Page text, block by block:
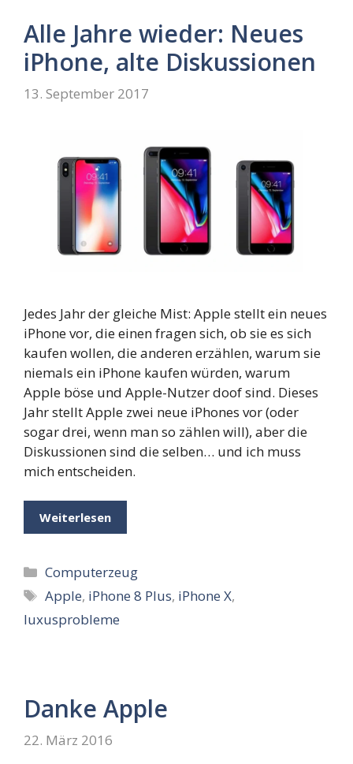
Alle Jahre wieder: Neues
iPhone, alte Diskussionen
13. September 2017
Jedes Jahr der gleiche Mist: Apple stellt ein neues
iPhone vor, die einen fragen sich, ob sie es sich
kaufen wollen, die anderen erzählen, warum sie
niemals ein iPhone kaufen würden, warum
Apple böse und Apple-Nutzer doof sind. Dieses
Jahr stellt Apple zwei neue iPhones vor (oder
sogar drei, wenn man so zählen will), aber die
Diskussionen sind die selben… und ich muss
mich entscheiden.
Weiterlesen
Kategorien
Computerzeug
Schlagwörter
Apple, iPhone 8 Plus, iPhone X,
luxusprobleme
Danke Apple
22. März 2016